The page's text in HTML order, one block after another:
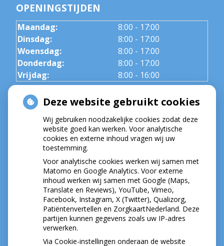
OPENINGSTIJDEN
Maandag:
8:00 - 17:00
Dinsdag:
8:00 - 17:00
Woensdag:
8:00 - 17:00
Donderdag:
8:00 - 17:00
Vrijdag:
8:00 - 16:00
HOE GEZOND IS JE MOND?
Deze website gebruikt cookies
Wij gebruiken noodzakelijke cookies zodat deze
website goed kan werken. Voor analytische
cookies en externe inhoud vragen wij uw
toestemming.
Voor analytische cookies werken wij samen met
Matomo en Google Analytics. Voor externe
inhoud werken wij samen met Google (Maps,
Translate en Reviews), YouTube, Vimeo,
Facebook, Instagram, X (Twitter), Qualizorg,
Patiëntenvertellen en ZorgkaartNederland. Deze
partijen kunnen gegevens zoals uw IP-adres
verwerken.
Via Cookie-instellingen onderaan de website